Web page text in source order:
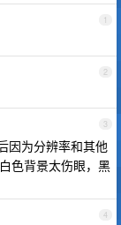
1
2
3
因为分辨率和其他
色背景太伤眼，黑
4